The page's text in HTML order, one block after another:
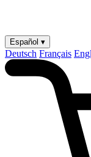
Español ▾
Deutsch Français